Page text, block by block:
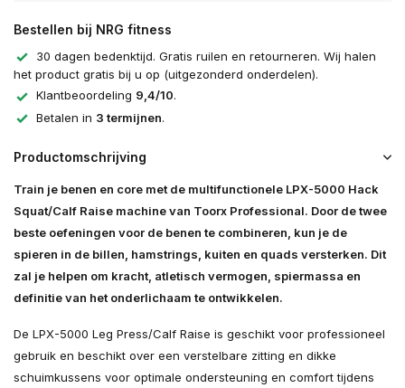
Bestellen bij NRG fitness
30 dagen bedenktijd. Gratis ruilen en retourneren. Wij halen
het product gratis bij u op (uitgezonderd onderdelen).
Klantbeoordeling 9,4/10.
Betalen in 3 termijnen.
Productomschrijving
Train je benen en core met de multifunctionele LPX-5000 Hack
Squat/Calf Raise machine van Toorx Professional. Door de twee
beste oefeningen voor de benen te combineren, kun je de
spieren in de billen, hamstrings, kuiten en quads versterken. Dit
zal je helpen om kracht, atletisch vermogen, spiermassa en
definitie van het onderlichaam te ontwikkelen.
De LPX-5000 Leg Press/Calf Raise is geschikt voor professioneel
gebruik en beschikt over een verstelbare zitting en dikke
schuimkussens voor optimale ondersteuning en comfort tijdens